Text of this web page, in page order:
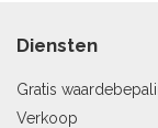
Diensten
Gratis
Verkoop